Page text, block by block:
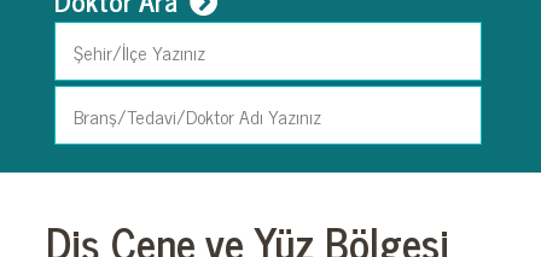
Diş Çene ve Yüz Bölgesi